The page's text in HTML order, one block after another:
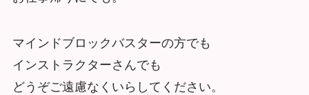
マインドブロックバスターの方でも
インストラクターさんでも
どうぞご遠慮なくいらしてください。